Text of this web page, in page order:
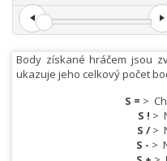
Body získané hráčem jsou
ukazuje jeho celkový počet
S = >
S ! >
S />
S - >